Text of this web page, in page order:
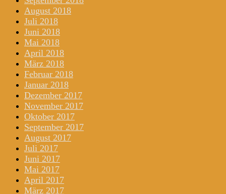
August 2018
Juli 2018
Juni 2018
Mai 2018
April 2018
März 2018
Februar 2018
Januar 2018
Dezember 2017
November 2017
Oktober 2017
September 2017
August 2017
Juli 2017
Juni 2017
Mai 2017
April 2017
März 2017